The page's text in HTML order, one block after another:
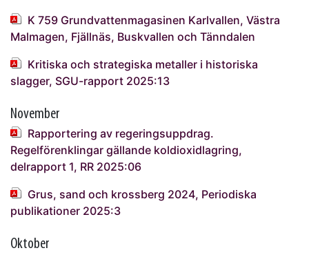
K 759 Grundvattenmagasinen Karlvallen, Västra
Malmagen, Fjällnäs, Buskvallen och Tänndalen
Kritiska och strategiska metaller i historiska
slagger, SGU-rapport 2025:13
November
Rapportering av regeringsuppdrag.
Regelförenklingar gällande koldioxidlagring,
delrapport 1, RR 2025:06
Grus, sand och krossberg 2024, Periodiska
publikationer 2025:3
Oktober